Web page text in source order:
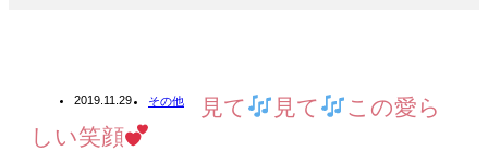
2019.11.29 その他 見て 見て
この愛ら
しい笑顔